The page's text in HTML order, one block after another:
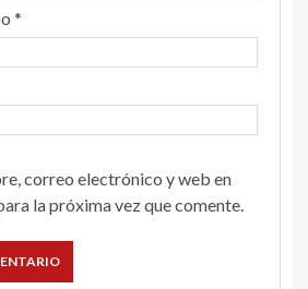
*
correo electrónico y web en
la próxima vez que comente.